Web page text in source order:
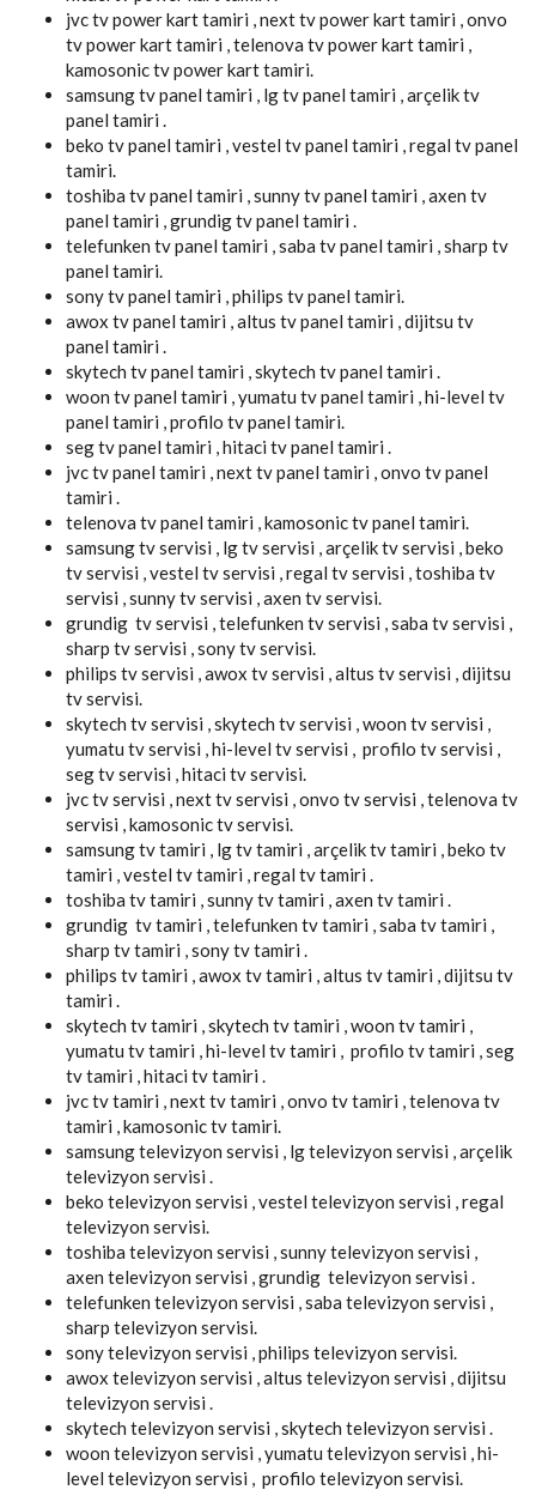
jvc tv power kart tamiri , next tv power kart tamiri , onvo
tv power kart tamiri , telenova tv power kart tamiri ,
kamosonic tv power kart tamiri.
samsung tv panel tamiri , lg tv panel tamiri , arçelik tv
panel tamiri .
beko tv panel tamiri , vestel tv panel tamiri , regal tv panel
tamiri.
toshiba tv panel tamiri , sunny tv panel tamiri , axen tv
panel tamiri , grundig tv panel tamiri .
telefunken tv panel tamiri , saba tv panel tamiri , sharp tv
panel tamiri.
sony tv panel tamiri , philips tv panel tamiri.
awox tv panel tamiri , altus tv panel tamiri , dijitsu tv
panel tamiri .
skytech tv panel tamiri , skytech tv panel tamiri .
woon tv panel tamiri , yumatu tv panel tamiri , hi-level tv
panel tamiri , profilo tv panel tamiri.
seg tv panel tamiri , hitaci tv panel tamiri .
jvc tv panel tamiri , next tv panel tamiri , onvo tv panel
tamiri .
telenova tv panel tamiri , kamosonic tv panel tamiri.
samsung tv servisi , lg tv servisi , arçelik tv servisi , beko
tv servisi , vestel tv servisi , regal tv servisi , toshiba tv
servisi , sunny tv servisi , axen tv servisi.
grundig tv servisi , telefunken tv servisi , saba tv servisi ,
sharp tv servisi , sony tv servisi.
philips tv servisi , awox tv servisi , altus tv servisi , dijitsu
tv servisi.
skytech tv servisi , skytech tv servisi , woon tv servisi ,
yumatu tv servisi , hi-level tv servisi , profilo tv servisi ,
seg tv servisi , hitaci tv servisi.
jvc tv servisi , next tv servisi , onvo tv servisi , telenova tv
servisi , kamosonic tv servisi.
samsung tv tamiri , lg tv tamiri , arçelik tv tamiri , beko tv
tamiri , vestel tv tamiri , regal tv tamiri .
toshiba tv tamiri , sunny tv tamiri , axen tv tamiri .
grundig tv tamiri , telefunken tv tamiri , saba tv tamiri ,
sharp tv tamiri , sony tv tamiri .
philips tv tamiri , awox tv tamiri , altus tv tamiri , dijitsu tv
tamiri .
skytech tv tamiri , skytech tv tamiri , woon tv tamiri ,
yumatu tv tamiri , hi-level tv tamiri , profilo tv tamiri , seg
tv tamiri , hitaci tv tamiri .
jvc tv tamiri , next tv tamiri , onvo tv tamiri , telenova tv
tamiri , kamosonic tv tamiri.
samsung televizyon servisi , lg televizyon servisi , arçelik
televizyon servisi .
beko televizyon servisi , vestel televizyon servisi , regal
televizyon servisi.
toshiba televizyon servisi , sunny televizyon servisi ,
axen televizyon servisi , grundig televizyon servisi .
telefunken televizyon servisi , saba televizyon servisi ,
sharp televizyon servisi.
sony televizyon servisi , philips televizyon servisi.
awox televizyon servisi , altus televizyon servisi , dijitsu
televizyon servisi .
skytech televizyon servisi , skytech televizyon servisi .
woon televizyon servisi , yumatu televizyon servisi , hi-
level televizyon servisi , profilo televizyon servisi.